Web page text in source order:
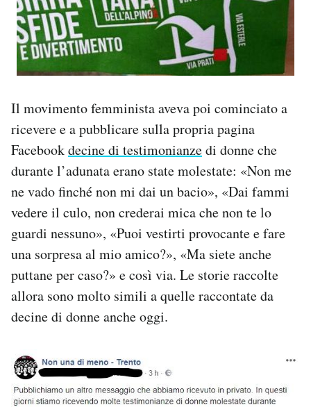
Il movimento femminista aveva poi cominciato a
ricevere e a pubblicare sulla propria pagina
Facebookdecine di testimonianzedi donne che
durante l’adunata erano state molestate: «Non me
ne vado finché non mi dai un bacio», «Dai fammi
vedere il culo, non crederai mica che non te lo
guardi nessuno», «Puoi vestirti provocante e fare
una sorpresa al mio amico?», «Ma siete anche
puttane per caso?» e così via. Le storie raccolte
allora sono molto simili a quelle raccontate da
decine di donne anche oggi.